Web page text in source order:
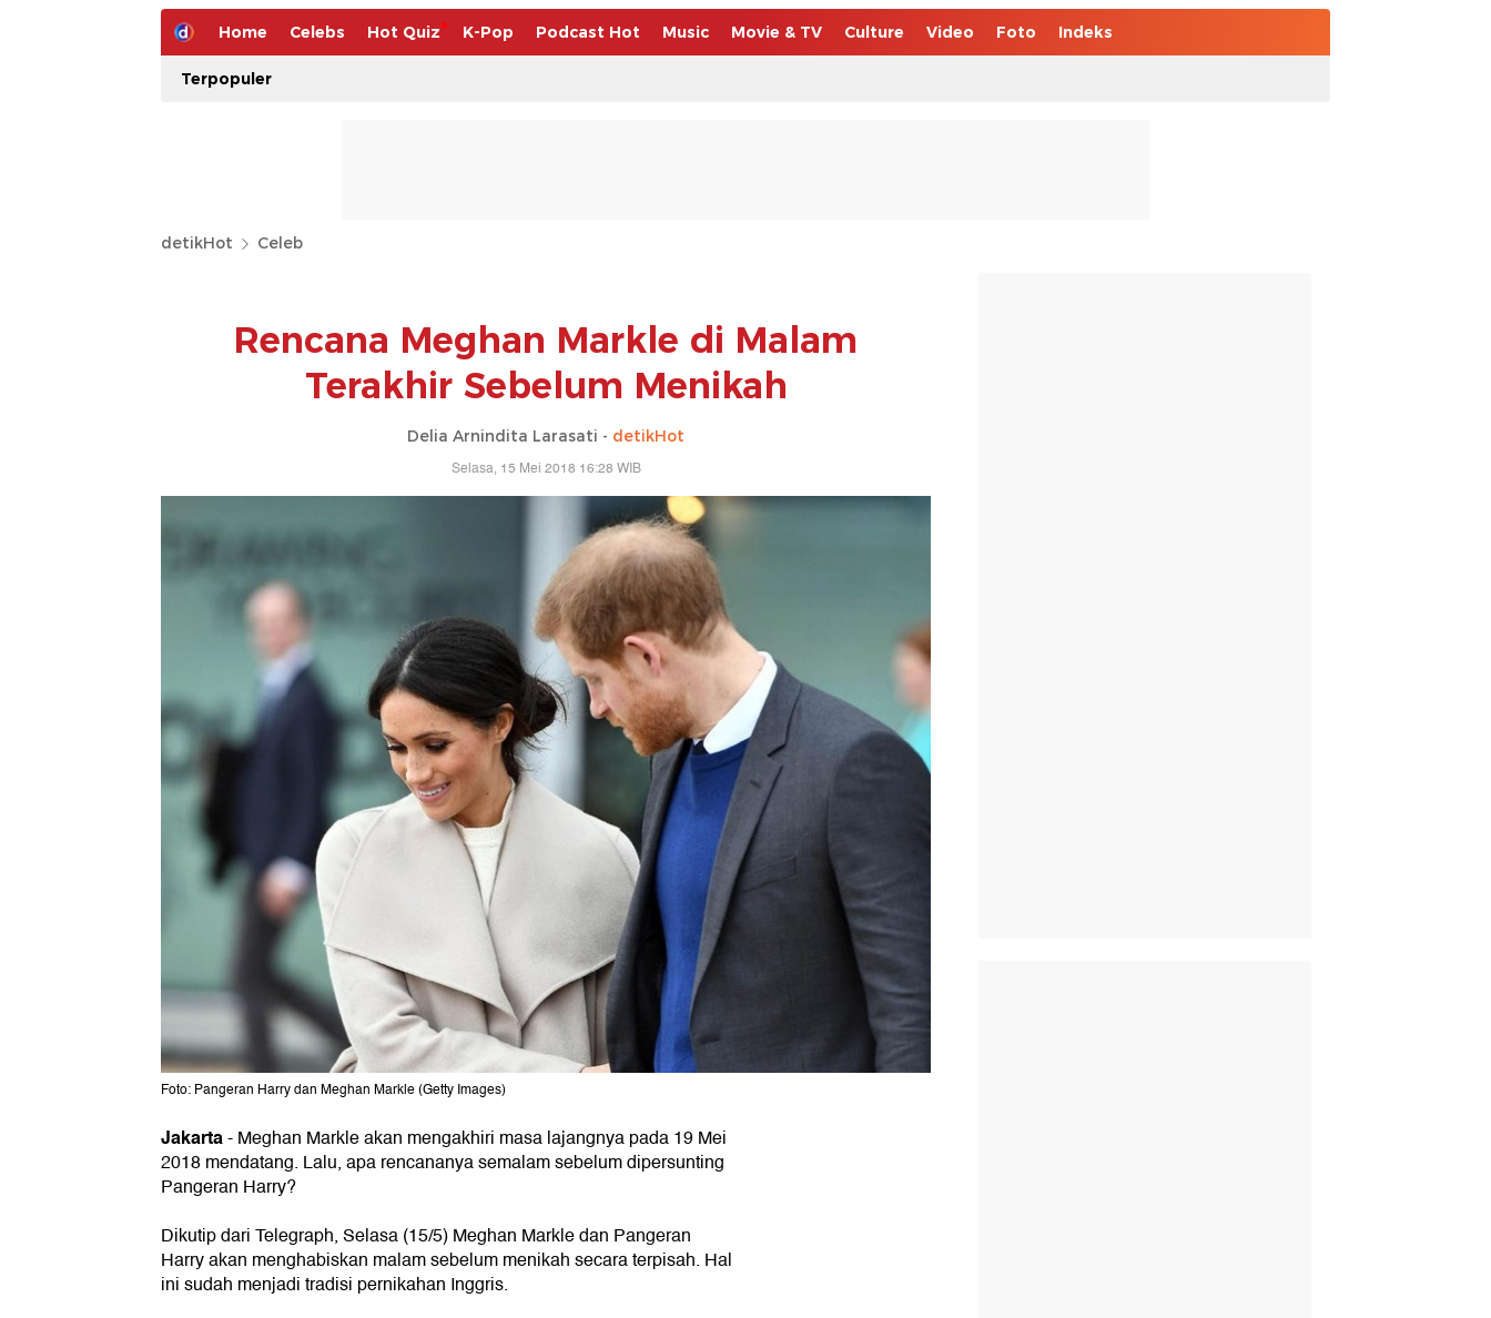
Home Celebs Hot Quiz K-Pop Podcast Hot Music Movie & TV Culture Video Foto Indeks
Terpopuler
detikHot Celeb
Rencana Meghan Markle di Malam
Terakhir Sebelum Menikah
Delia Arnindita Larasati - detikHot
Selasa, 15 Mei 2018 16:28 WIB
Foto: Pangeran Harry dan Meghan Markle (Getty Images)
Jakarta- Meghan Markle akan mengakhiri masa lajangnya pada 19 Mei
2018 mendatang. Lalu, apa rencananya semalam sebelum dipersunting
Pangeran Harry?
Dikutip dari Telegraph, Selasa (15/5) Meghan Markle dan Pangeran
Harry akan menghabiskan malam sebelum menikah secara terpisah. Hal
ini sudah menjadi tradisi pernikahan Inggris.